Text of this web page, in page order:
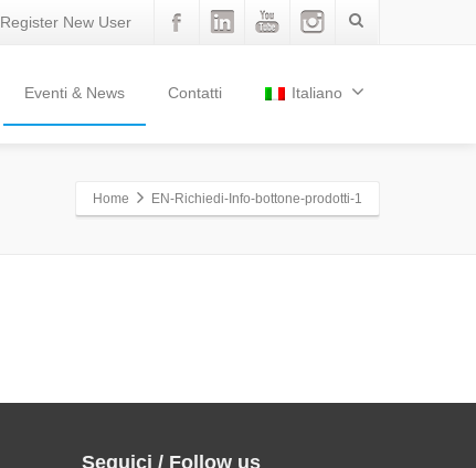
Register New User
Eventi & News Contatti Italiano
Home EN-Richiedi-Info-bottone-prodotti-1
Seguici / Follow us